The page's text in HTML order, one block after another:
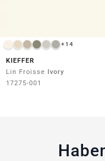
+14
KIEFFER
Lin Froisse
Ivory
17275-001